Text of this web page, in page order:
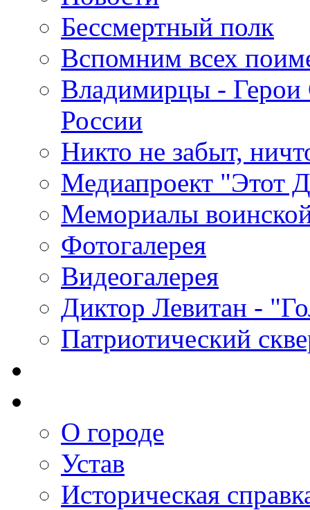
Бессмертный полк
Вспомним всех
Владимирцы - Герои
России
Никто не забыт,
Медиапроект "Этот
Мемориалы
Фотогалерея
Видеогалерея
Диктор Левитан -
Патриотический
О городе
Устав
Историческая